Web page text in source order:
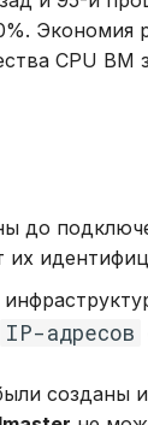
Экономия
CPU ВМ
до
их
IP-адресов
созданы